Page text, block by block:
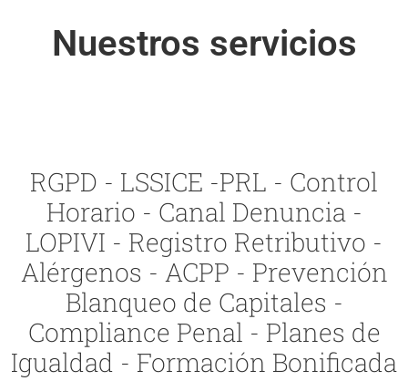
Nuestros servicios
RGPD - LSSICE -PRL - Control
Horario - Canal Denuncia -
LOPIVI - Registro Retributivo -
Alérgenos - ACPP - Prevención
Blanqueo de Capitales -
Compliance Penal - Planes de
Igualdad - Formación Bonificada